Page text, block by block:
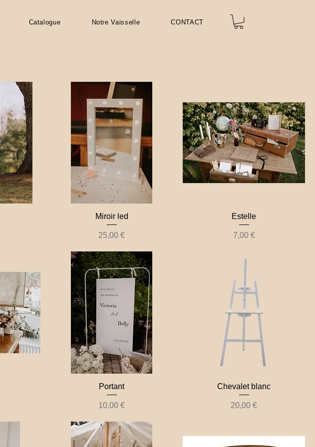
Catalogue Notre Vaisselle CONTACT
Miroir led
Prix
25,00 €
Estelle
Prix
7,00 €
Portant
Prix
10,00 €
Chevalet blanc
Prix
20,00 €